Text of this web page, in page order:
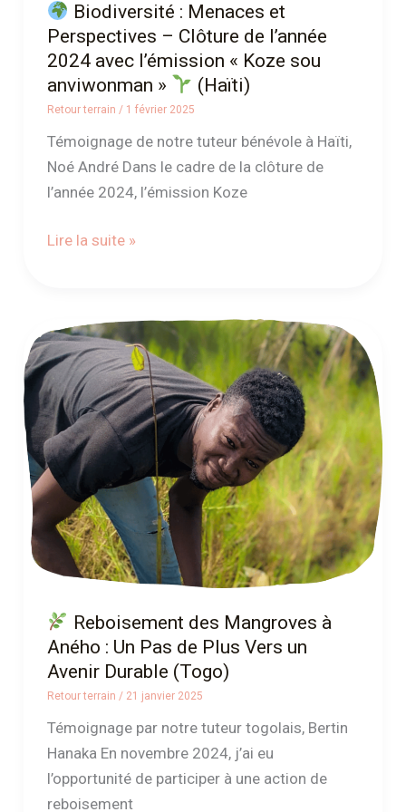
Biodiversité : Menaces et
Perspectives – Clôture de l’année
2024 avec l’émission « Koze sou
anviwonman »
(Haïti)
Retour terrain / 1 février 2025
Témoignage de notre tuteur bénévole à Haïti,
Noé André Dans le cadre de la clôture de
l’année 2024, l’émission Koze
l’émission
« Koze
anviwonman »
(Haïti)
Lire la suite »
Reboisement des Mangroves à
Aného : Un Pas de Plus Vers un
Avenir Durable (Togo)
Retour terrain / 21 janvier 2025
Témoignage par notre tuteur togolais, Bertin
Hanaka En novembre 2024, j’ai eu
l’opportunité de participer à une action de
reboisement
Reboisement
des
Mangroves
à
Aného
:
Un
Pas
Vers
un
Avenir